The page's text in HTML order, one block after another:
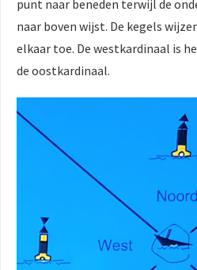
punt naar beneden terwijl de
naar boven wijst. De kegels
elkaar toe. De westkardinaal is
de oostkardinaal.